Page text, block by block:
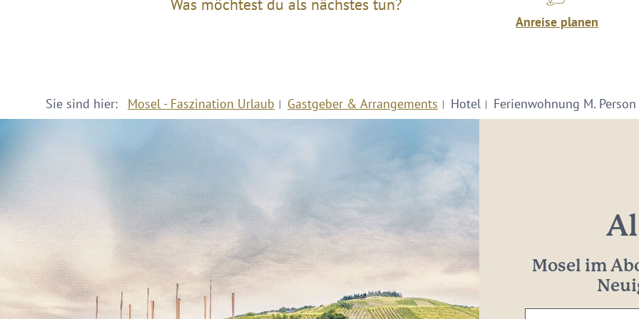
Was möchtest du als nächstes tun?
Anreise planen
Sie sind hier: Mosel - Faszination Urlaub Gastgeber & Arrangements Hotel Ferienwohnung M. Person
Mosel im